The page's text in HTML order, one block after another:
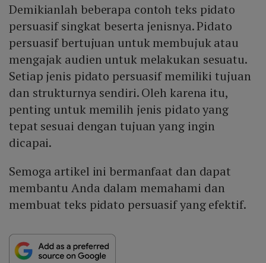
Demikianlah beberapa contoh teks pidato
persuasif singkat beserta jenisnya. Pidato
persuasif bertujuan untuk membujuk atau
mengajak audien untuk melakukan sesuatu.
Setiap jenis pidato persuasif memiliki tujuan
dan strukturnya sendiri. Oleh karena itu,
penting untuk memilih jenis pidato yang
tepat sesuai dengan tujuan yang ingin
dicapai.
Semoga artikel ini bermanfaat dan dapat
membantu Anda dalam memahami dan
membuat teks pidato persuasif yang efektif.